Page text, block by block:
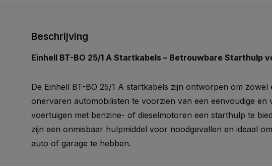
Beschrijving
Einhell BT-BO 25/1 A Startkabels – Betrouwbare Starthulp
De Einhell BT-BO 25/1 A startkabels zijn ontworpen om zowel
onervaren automobilisten te voorzien van een eenvoudige en
voertuigen met benzine- of dieselmotoren een starthulp te
zijn een onmisbaar hulpmiddel voor noodgevallen en ideaal
auto of garage te hebben.